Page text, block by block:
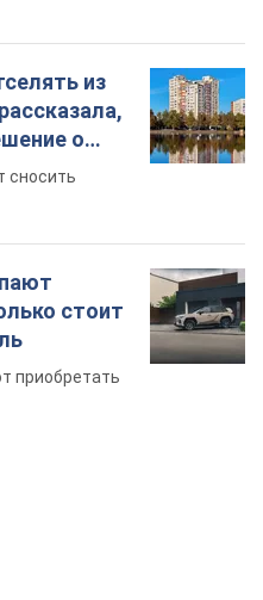
из
о
сносить
стоит
приобретать